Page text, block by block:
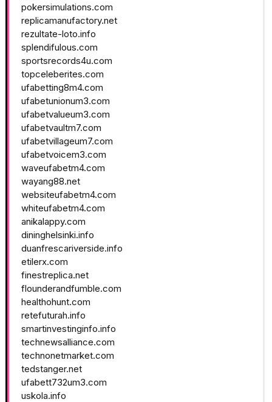
pokersimulations.com
replicamanufactory.net
rezultate-loto.info
splendifulous.com
sportsrecords4u.com
topceleberites.com
ufabetting8m4.com
ufabetunionum3.com
ufabetvalueum3.com
ufabetvaultm7.com
ufabetvillageum7.com
ufabetvoicem3.com
waveufabetm4.com
wayang88.net
websiteufabetm4.com
whiteufabetm4.com
anikalappy.com
dininghelsinki.info
duanfrescariverside.info
etilerx.com
finestreplica.net
flounderandfumble.com
healthohunt.com
retefuturah.info
smartinvestinginfo.info
technewsalliance.com
technonetmarket.com
tedstanger.net
ufabett732um3.com
uskola.info